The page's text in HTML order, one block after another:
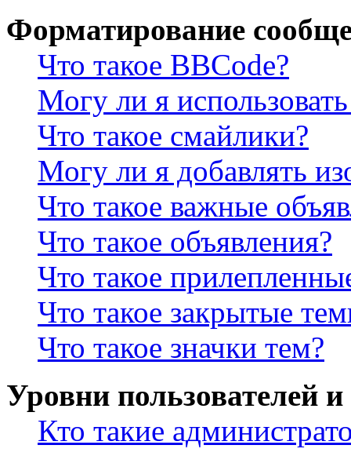
Форматирование
Что такое BBCode?
Могу ли я
Что такое смайлики?
Могу ли я добавлять
Что такое важные
Что такое объявления?
Что такое
Что такое закрытые
Что такое значки тем?
Уровни пользователей
Кто такие